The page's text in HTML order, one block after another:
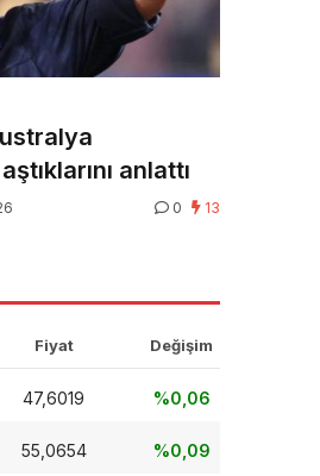
anlattı
0 13
Fiyat Değişim
47,6019 %0,06
55,0654 %0,09